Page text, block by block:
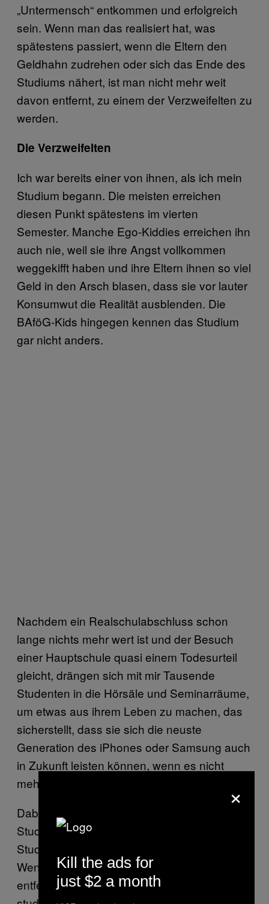
„Untermensch“ entkommen und erfolgreich
sein. Wenn man das realisiert hat, was
spätestens passiert, wenn die Eltern den
Geldhahn zudrehen oder sich das Ende des
Studiums nähert, ist man nicht mehr weit
davon entfernt, zu einem der Verzweifelten zu
werden.
Die Verzweifelten
Ich war bereits einer von ihnen, als ich mein
Studium begann. Die meisten erreichen
diesen Punkt spätestens im vierten
Semester. Manche Ego-Kiddies erreichen ihn
auch nie, weil sie ihre Angst vollkommen
weggekifft haben und ihre Eltern ihnen so viel
Geld in den Arsch blasen, dass sie vor lauter
Konsumwut die Realität ausblenden. Die
BAföG-Kids hingegen kennen das Studium
gar nicht anders.
Nachdem ein Realschulabschluss schon
lange nichts mehr wert ist und der Besuch
einer Hauptschule quasi einem Todesurteil
gleicht, drängen sich mit mir Tausende
Studenten in die Hörsäle und Seminarräume,
um etwas aus ihrem Leben zu machen, das
sicherstellt, dass sie sich die neuste
Generation des iPhones oder Samsung auch
in Zukunft leisten können, wenn es nicht
mehr von ihren Eltern bezahlt wird.
Dabei spielt es keine Rolle, ob jemand zum
Studium geistig befähigt ist oder ihn sein
Studienfach überhaupt interessiert. Die
Wenigsten von uns haben überhaupt einen
entfernten Bezug zu dem, was wir hier
×
Kill the ads for
just $2 a month